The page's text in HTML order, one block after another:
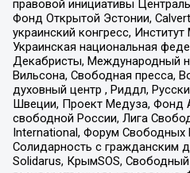
правовой инициативы
Фонд Открытой Эстонии,
украинский конгресс,
Украинская национальная
Декабристы, Международный
Вильсона, Свободная пресса,
духовный центр , Риддл,
Швеции, Проект Медуза, Фонд
свободной России, Лига
International, Форум Свободных
Солидарность с гражданским
Solidarus, КрымSOS, Свободный